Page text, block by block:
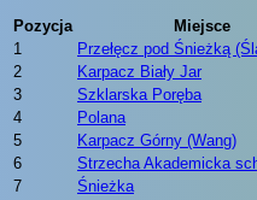
Pozycja Miejsce
1
Przełęcz pod Śnieżką
2
Karpacz Biały Jar
3
Szklarska Poręba
4
Polana
5
Karpacz Górny (Wang)
6
Strzecha Akademicka
7
Śnieżka